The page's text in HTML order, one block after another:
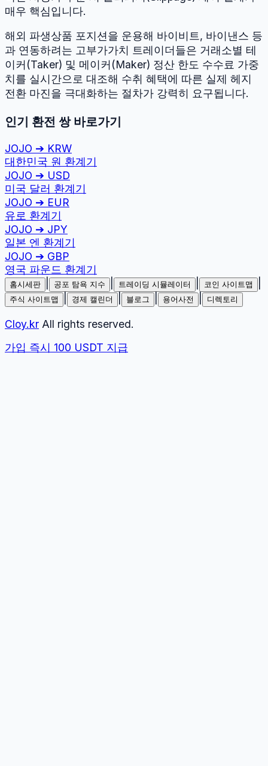
매우 핵심입니다.
해외 파생상품 포지션을 운용해 바이비트, 바이낸스 등
과 연동하려는 고부가가치 트레이더들은 거래소별 테
이커(Taker) 및 메이커(Maker) 정산 한도 수수료 가중
치를 실시간으로 대조해 수취 혜택에 따른 실제 헤지
전환 마진을 극대화하는 절차가 강력히 요구됩니다.
인기 환전 쌍 바로가기
JOJO ➔ KRW
대한민국 원 환계기
JOJO ➔ USD
미국 달러 환계기
JOJO ➔ EUR
유로 환계기
JOJO ➔ JPY
일본 엔 환계기
JOJO ➔ GBP
영국 파운드 환계기
홈시세판 공포 탐욕 지수 트레이딩 시뮬레이터 코인 사이트맵
주식 사이트맵 경제 캘린더 블로그 용어사전 디렉토리
Cloy.kr All rights reserved.
가입 즉시 100 USDT 지급